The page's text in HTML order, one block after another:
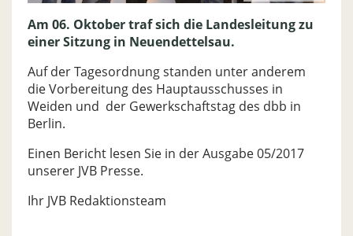
Am 06. Oktober traf sich die Landesleitung zu
einer Sitzung in Neuendettelsau.
Auf der Tagesordnung standen unter anderem
die Vorbereitung des Hauptausschusses in
Weiden und der Gewerkschaftstag des dbb in
Berlin.
Einen Bericht lesen Sie in der Ausgabe 05/2017
unserer JVB Presse.
Ihr JVB Redaktionsteam